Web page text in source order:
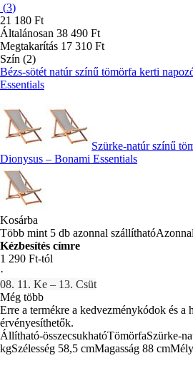
(3)
21 180 Ft
Általánosan 38 490 Ft
Megtakarítás 17 310 Ft
Szín (2)
Bézs-sötét natúr színű tömörfa kerti
Essentials
Szürke-natúr színű
Dionysus – Bonami Essentials
Kosárba
Több mint 5 db azonnal szállítható
Kézbesítés címre
1 290 Ft-tól
·
08. 11. Ke – 13. Csüt
Még több
Erre a termékre a kedvezménykódok és a
érvényesíthetők.
Állítható-összecsukhatóTömörfaSzürke-
kgSzélesség 58,5 cmMagasság 88 cm